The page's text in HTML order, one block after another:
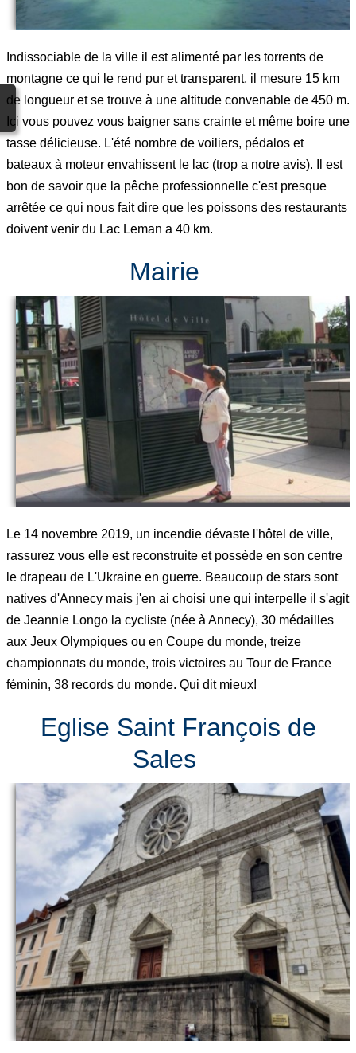
Indissociable de la ville il est alimenté par les torrents de
montagne ce qui le rend pur et transparent, il mesure 15 km
de longueur et se trouve à une altitude convenable de 450 m.
Ici vous pouvez vous baigner sans crainte et même boire une
tasse délicieuse. L'été nombre de voiliers, pédalos et
bateaux à moteur envahissent le lac (trop a notre avis). Il est
bon de savoir que la pêche professionnelle c'est presque
arrêtée ce qui nous fait dire que les poissons des restaurants
doivent venir du Lac Leman a 40 km.
Mairie
Le 14 novembre 2019, un incendie dévaste l'hôtel de ville,
rassurez vous elle est reconstruite et possède en son centre
le drapeau de L'Ukraine en guerre. Beaucoup de stars sont
natives d'Annecy mais j'en ai choisi une qui interpelle il s'agit
de Jeannie Longo la cycliste (née à Annecy), 30 médailles
aux Jeux Olympiques ou en Coupe du monde, treize
championnats du monde, trois victoires au Tour de France
féminin, 38 records du monde. Qui dit mieux!
Eglise Saint François de
Sales